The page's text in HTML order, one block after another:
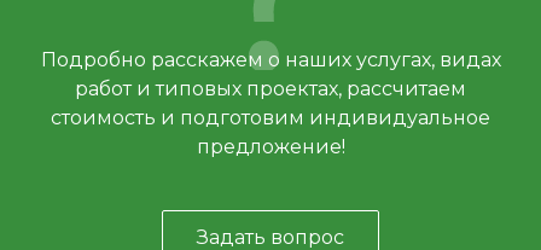
Подробно расскажем о наших услугах, видах
работ и типовых проектах, рассчитаем
стоимость и подготовим индивидуальное
предложение!
Задать вопрос